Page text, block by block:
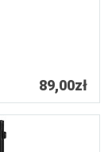
89,00zł